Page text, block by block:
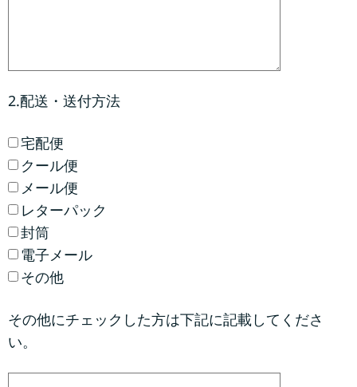
2.配送・送付方法
宅配便
クール便
メール便
レターパック
封筒
電子メール
その他
その他にチェックした方は下記に記載してくださ
い。